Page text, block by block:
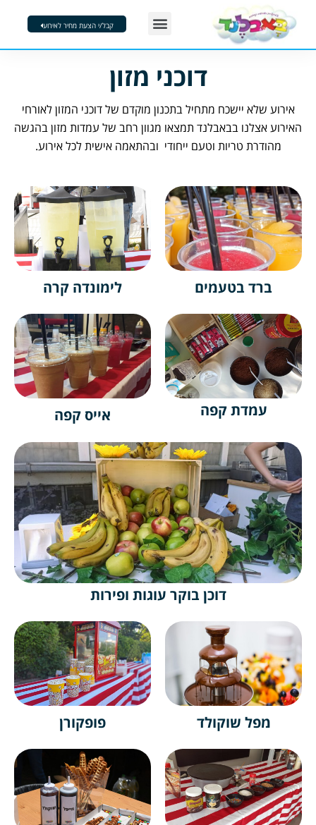
לתוכן
Menu קבל/י הצעת מחיר לאירוע
דוכני מזון
אירוע שלא יישכח מתחיל בתכנון מוקדם של דוכני המזון לאורחי
האירוע אצלנו בבאבלנד תמצאו מגוון רחב של עמדות מזון בהגשה
מהודרת טריות וטעם ייחודי ובהתאמה אישית לכל אירוע.
ברד בטעמים לימונדה קרה
עמדת קפה אייס קפה
דוכן בוקר עוגות ופירות
מפל שוקולד פופקורן